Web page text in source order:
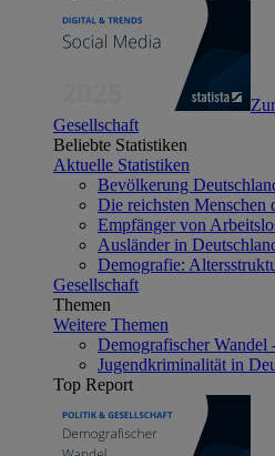
Gesellschaft
Beliebte Statistiken
Aktuelle Statistiken
Bevölkerung
Die reichsten Menschen
Empfänger von
Ausländer in
Demografie:
Gesellschaft
Themen
Weitere Themen
Demografischer Wandel
Jugendkriminalität in
Top Report